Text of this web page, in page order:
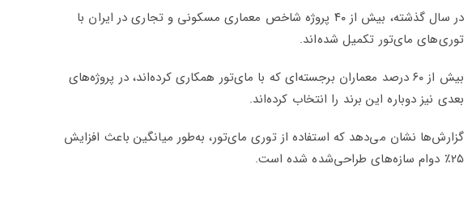
در سال گذشته، بیش از ۴۰ پروژه شاخص معماری مسکونی و تجاری در ایران با
توری‌های مای‌تور تکمیل شده‌اند.
بیش از ۶۰ درصد معماران برجسته‌ای که با مای‌تور همکاری کرده‌اند، در پروژه‌های
بعدی نیز دوباره این برند را انتخاب کرده‌اند.
گزارش‌ها نشان می‌دهد که استفاده از توری مای‌تور، به‌طور میانگین باعث افزایش
۲۵٪ دوام سازه‌های طراحی‌شده شده است.